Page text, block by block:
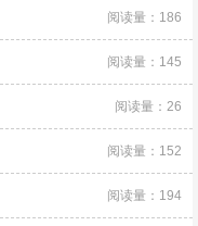
阅读量：186
阅读量：145
阅读量：26
阅读量：152
阅读量：194